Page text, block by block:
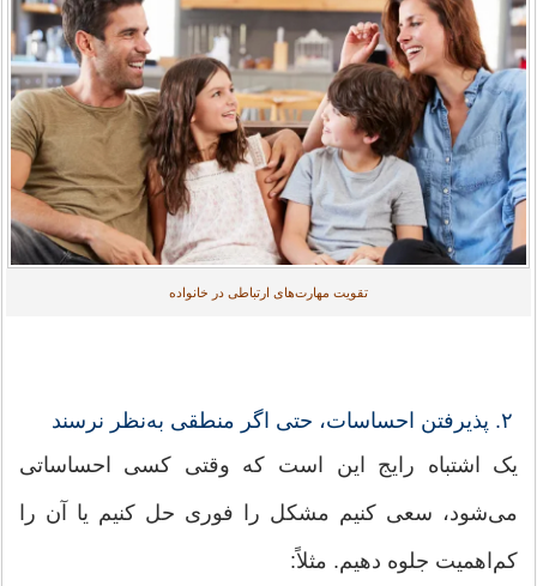
تقویت مهارت‌های ارتباطی در خانواده
۲. پذیرفتن احساسات، حتی اگر منطقی به‌نظر نرسند
یک اشتباه رایج این است که وقتی کسی احساساتی
می‌شود، سعی کنیم مشکل را فوری حل کنیم یا آن را
کم‌اهمیت جلوه دهیم. مثلاً: